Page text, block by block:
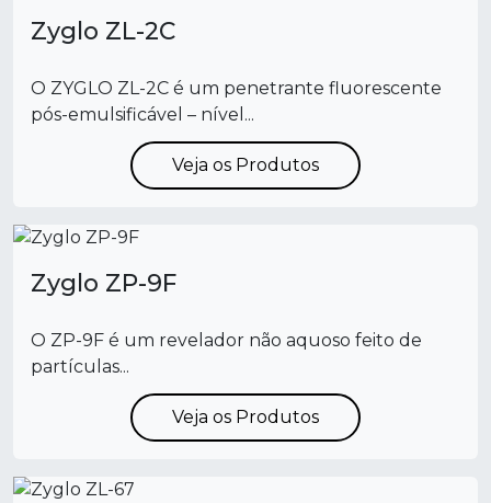
Zyglo ZL-2C
O ZYGLO ZL-2C é um penetrante fluorescente
pós-emulsificável – nível...
Veja os Produtos
Zyglo ZP-9F
O ZP-9F é um revelador não aquoso feito de
partículas...
Veja os Produtos